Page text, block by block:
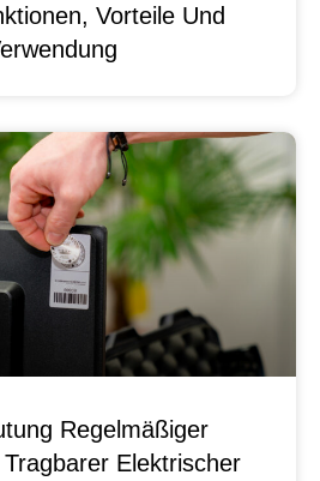
Vorteile Und
Regelmäßiger
Elektrischer